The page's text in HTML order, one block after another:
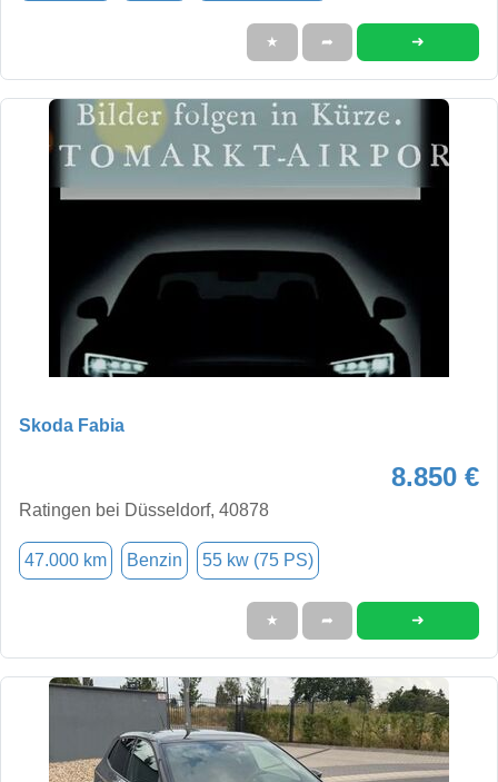
★ ➦ ➜
Skoda Fabia
8.850 €
Ratingen bei Düsseldorf, 40878
47.000 km Benzin 55 kw (75 PS)
★ ➦ ➜